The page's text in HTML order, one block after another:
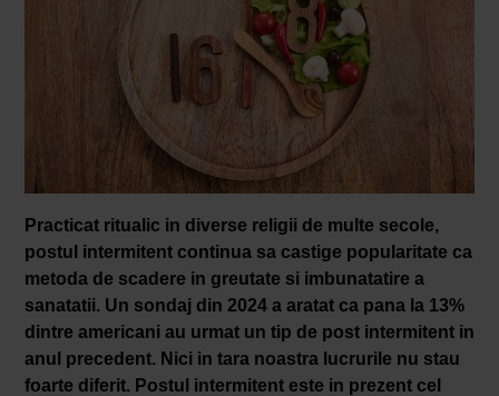
Practicat ritualic in diverse religii de multe secole,
postul intermitent continua sa castige popularitate ca
metoda de scadere in greutate si imbunatatire a
sanatatii. Un sondaj din 2024 a aratat ca pana la 13%
dintre americani au urmat un tip de post intermitent in
anul precedent. Nici in tara noastra lucrurile nu stau
foarte diferit. Postul intermitent este in prezent cel